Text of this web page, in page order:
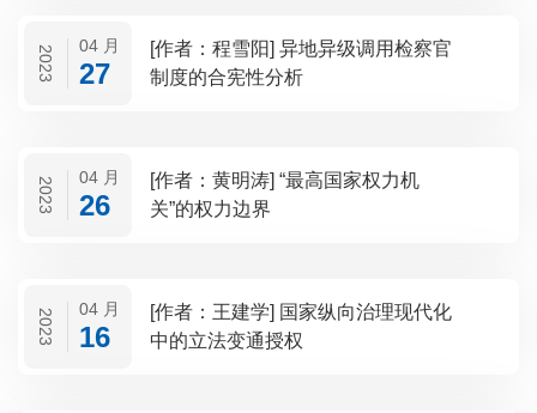
2023 04 月
27
[作者：程雪阳] 异地异级调用检察官
制度的合宪性分析
2023 04 月
26
[作者：黄明涛] “最高国家权力机
关”的权力边界
2023 04 月
16
[作者：王建学] 国家纵向治理现代化
中的立法变通授权